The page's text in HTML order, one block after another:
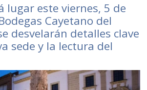
lugar este viernes, 5 de
Cayetano del
desvelarán detalles clave
sede y la lectura del